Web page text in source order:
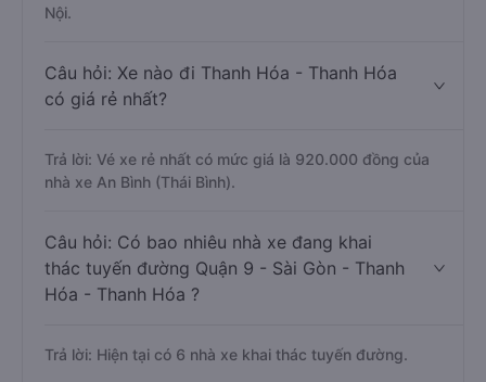
Nội.
Câu hỏi: Xe nào đi Thanh Hóa - Thanh Hóa
có giá rẻ nhất?
Trả lời: Vé xe rẻ nhất có mức giá là 920.000 đồng của
nhà xe An Bình (Thái Bình).
Câu hỏi: Có bao nhiêu nhà xe đang khai
thác tuyến đường Quận 9 - Sài Gòn - Thanh
Hóa - Thanh Hóa ?
Trả lời: Hiện tại có 6 nhà xe khai thác tuyến đường.